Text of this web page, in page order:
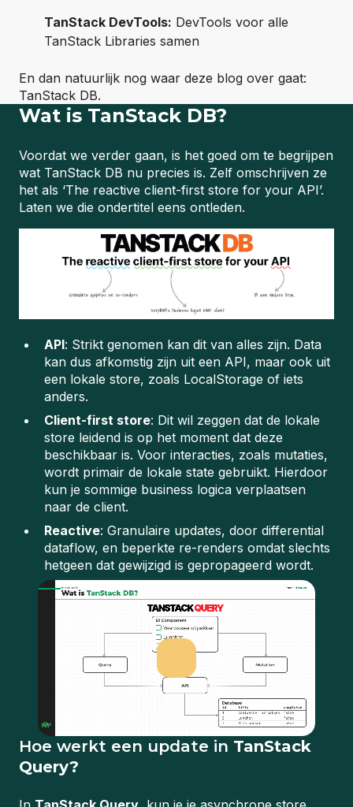
TanStack DevTools: DevTools voor alle
TanStack Libraries samen
En dan natuurlijk nog waar deze blog over gaat:
TanStack DB.
Wat is TanStack DB?
Voordat we verder gaan, is het goed om te begrijpen
wat TanStack DB nu precies is. Zelf omschrijven ze
het als ‘The reactive client-first store for your API’.
Laten we die ondertitel eens ontleden.
API: Strikt genomen kan dit van alles zijn. Data
kan dus afkomstig zijn uit een API, maar ook uit
een lokale store, zoals LocalStorage of iets
anders.
Client-first store: Dit wil zeggen dat de lokale
store leidend is op het moment dat deze
beschikbaar is. Voor interacties, zoals mutaties,
wordt primair de lokale state gebruikt. Hierdoor
kun je sommige business logica verplaatsen
naar de client.
Reactive: Granulaire updates, door differential
dataflow, en beperkte re-renders omdat slechts
hetgeen dat gewijzigd is gepropageerd wordt.
Hoe werkt een update in TanStack
Query?